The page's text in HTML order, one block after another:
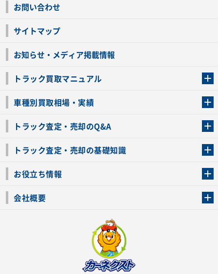
お問い合わせ
サイトマップ
お知らせ・メディア掲載情報
トラック買取マニュアル
車種別買取相場・実績
トラック査定・売却のQ&A
トラック査定・売却の基礎知識
お役立ち情報
会社概要